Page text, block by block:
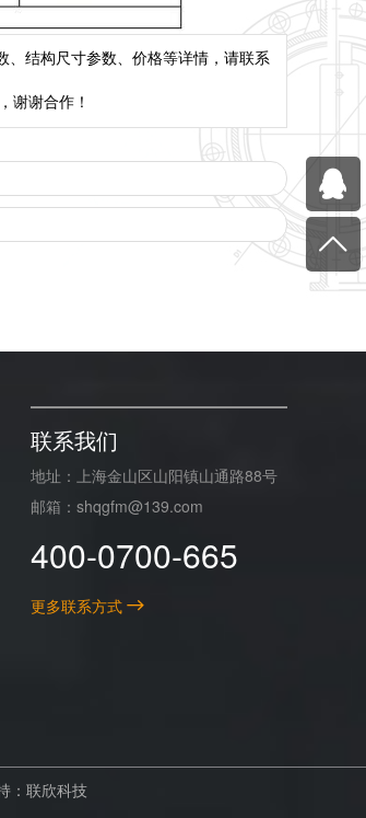
、结构尺寸参数、价格等详情，请联系
谢谢合作！
联系我们
地址：上海金山区山阳镇山通路88号
邮箱：shqgfm@139.com
400-0700-665
更多联系方式
：联欣科技